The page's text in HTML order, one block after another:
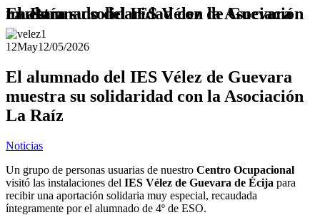
El alumnado del IES Vélez de Guevara muestra su solidaridad con la Asociación La Raíz
12May12/05/2026
El alumnado del IES Vélez de Guevara
muestra su solidaridad con la Asociación
La Raíz
Noticias
Un grupo de personas usuarias de nuestro Centro Ocupacional
visitó las instalaciones del IES Vélez de Guevara de Écija para
recibir una aportación solidaria muy especial, recaudada
íntegramente por el alumnado de 4º de ESO.